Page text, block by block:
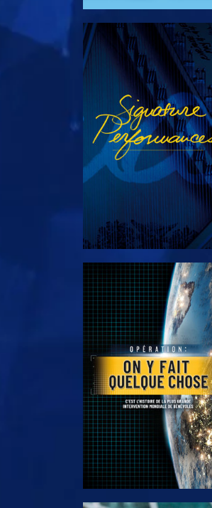
REGARDER
DÉCOUVRIR LES SÉRIES